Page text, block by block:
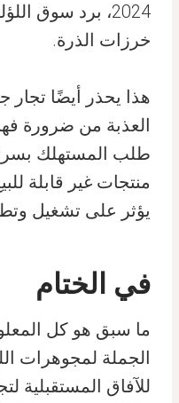
2024، برد سوق
خرزات الذرة.
هذا يحذر أيضًا تجار
العذبة من ضرورة
طلب المستهلك
منتجات غير قابلة
يؤثر على تشغيل
في الختام
ما سبق هو كل
للآفاق المستقبلية